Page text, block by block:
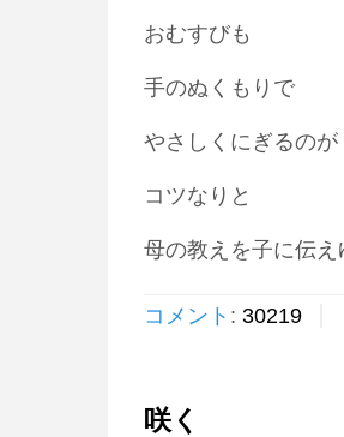
おむすびも
手のぬくもりで
やさしくにぎるのが
コツなりと
母の教えを子に伝え
コメント : 30219
咲く